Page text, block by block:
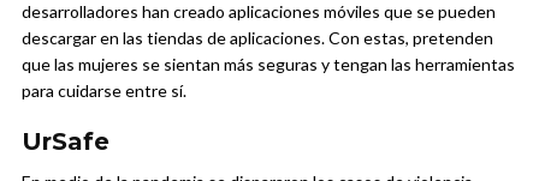
desarrolladores han creado aplicaciones móviles que se pueden
descargar en las tiendas de aplicaciones. Con estas, pretenden
que las mujeres se sientan más seguras y tengan las herramientas
para cuidarse entre sí.
UrSafe